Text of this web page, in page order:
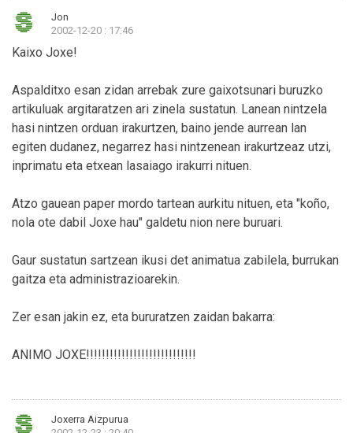
Jon
2002-12-20 : 17:46
Kaixo Joxe!
Aspalditxo esan zidan arrebak zure gaixotsunari buruzko
artikuluak argitaratzen ari zinela sustatun. Lanean nintzela
hasi nintzen orduan irakurtzen, baino jende aurrean lan
egiten dudanez, negarrez hasi nintzenean irakurtzeaz utzi,
inprimatu eta etxean lasaiago irakurri nituen.
Atzo gauean paper mordo tartean aurkitu nituen, eta "koño,
nola ote dabil Joxe hau" galdetu nion nere buruari.
Gaur sustatun sartzean ikusi det animatua zabilela, burrukan
gaitza eta administrazioarekin.
Zer esan jakin ez, eta bururatzen zaidan bakarra:
ANIMO JOXE!!!!!!!!!!!!!!!!!!!!!!!!!!!!
Joxerra Aizpurua